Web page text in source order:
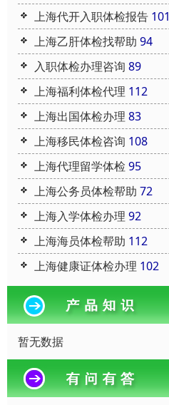
上海代开入职体检报告 101
上海乙肝体检找帮助 94
入职体检办理咨询 89
上海福利体检代理 112
上海出国体检办理 83
上海移民体检咨询 108
上海代理留学体检 95
上海公务员体检帮助 72
上海入学体检办理 92
上海海员体检帮助 112
上海健康证体检办理 102
暂无数据